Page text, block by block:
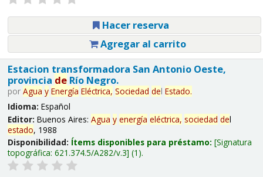
Hacer reserva
Agregar al carrito
Estacion transformadora San Antonio Oeste,
provincia deRío Negro.
por Agua y Energía Eléctrica, Sociedad del Estado.
Idioma: Español
Editor: Buenos Aires: Agua y energía eléctrica, sociedad del
estado, 1988
Disponibilidad: Ítems disponibles para préstamo: Signatura
topográfica: 621.374.5/A282/v.3 (1).